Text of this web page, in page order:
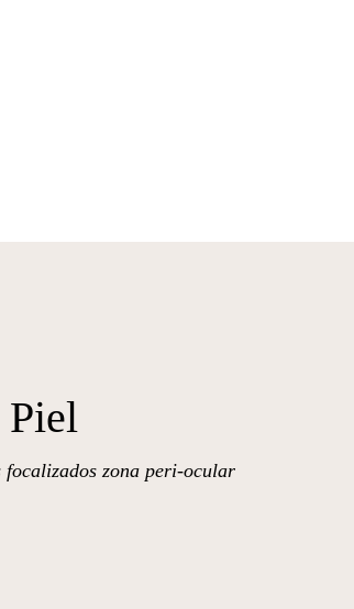
Piel
zona peri-ocular